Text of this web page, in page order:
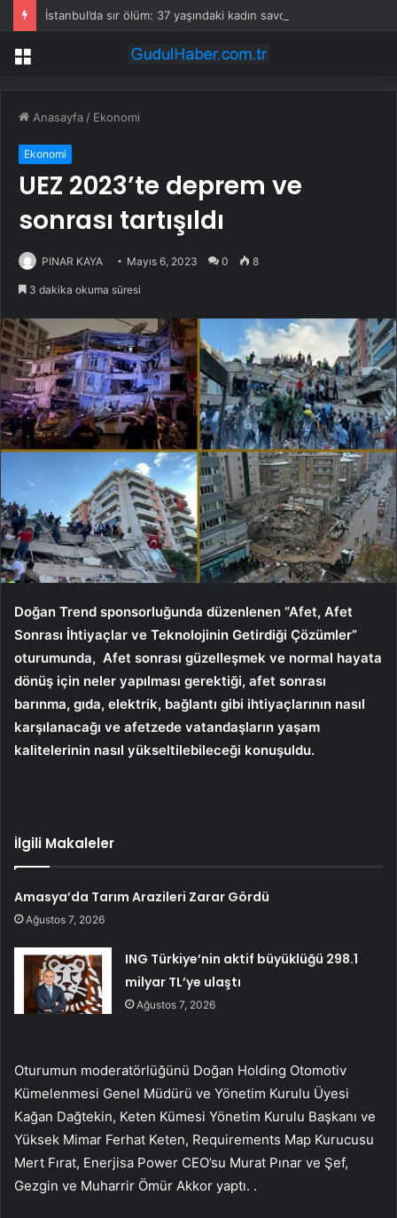
Menü
Anasayfa / Ekonomi
Ekonomi
UEZ 2023’te deprem ve
sonrası tartışıldı
PINAR KAYA Mayıs 6, 2023 0 8
3 dakika okuma süresi
Doğan Trend sponsorluğunda düzenlenen “Afet, Afet
Sonrası İhtiyaçlar ve Teknolojinin Getirdiği Çözümler”
oturumunda, Afet sonrası güzelleşmek ve normal hayata
dönüş için neler yapılması gerektiği, afet sonrası
barınma, gıda, elektrik, bağlantı gibi ihtiyaçlarının nasıl
karşılanacağı ve afetzede vatandaşların yaşam
kalitelerinin nasıl yükseltilebileceği konuşuldu.
İlgili Makaleler
Amasya’da Tarım Arazileri Zarar Gördü
Ağustos 7, 2026
ING Türkiye’nin aktif büyüklüğü 298.1
milyar TL’ye ulaştı
Ağustos 7, 2026
Oturumun moderatörlüğünü Doğan Holding Otomotiv
Kümelenmesi Genel Müdürü ve Yönetim Kurulu Üyesi
Kağan Dağtekin, Keten Kümesi Yönetim Kurulu Başkanı ve
Yüksek Mimar Ferhat Keten, Requirements Map Kurucusu
Mert Fırat, Enerjisa Power CEO’su Murat Pınar ve Şef,
Gezgin ve Muharrir Ömür Akkor yaptı. .